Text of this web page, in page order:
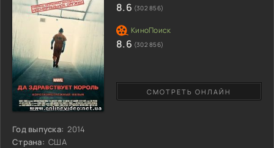
Год выпуска: 2014
Страна: США
СМОТРЕТЬ ОНЛАЙН
8.6 (302 856)
8.6 (302 856)